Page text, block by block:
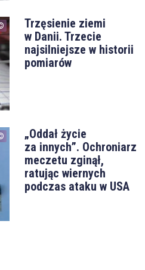
Trzęsienie ziemi
w Danii. Trzecie
najsilniejsze w historii
pomiarów
„Oddał życie
za innych”. Ochroniarz
meczetu zginął,
ratując wiernych
podczas ataku w USA